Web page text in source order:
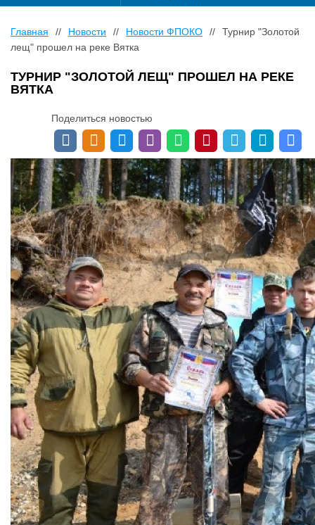
Главная // Новости // Новости ФПОКО //
Турнир "Золотой
лещ" прошел на реке Вятка
ТУРНИР "ЗОЛОТОЙ ЛЕЩ" ПРОШЕЛ НА РЕКЕ
ВЯТКА
Поделиться новостью